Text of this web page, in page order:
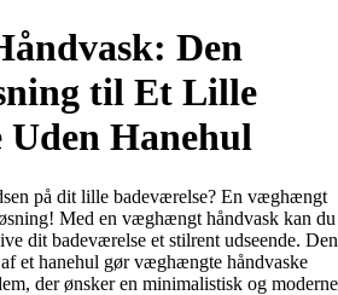
Den
til Et Lille
Uden Hanehul
på dit lille badeværelse? En væghængt
Med en væghængt håndvask kan du
dit badeværelse et stilrent udseende. Den
et hanehul gør væghængte håndvaske
der ønsker en minimalistisk og moderne